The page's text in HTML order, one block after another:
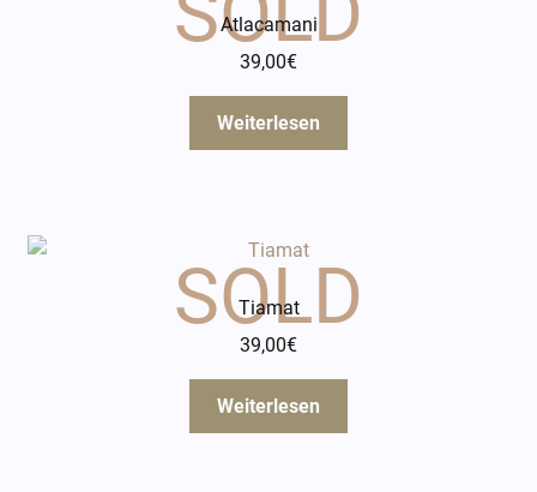
Atlacamani
39,00€
Weiterlesen
Tiamat
39,00€
Weiterlesen